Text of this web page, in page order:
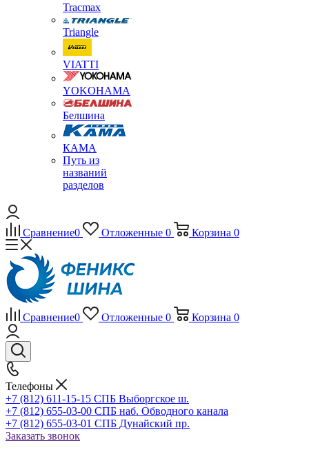
Tracmax
Triangle
VIATTI
YOKOHAMA
Белшина
КАМА
Путь из
названий
разделов
Сравнение0 Отложенные 0 Корзина 0
Сравнение0 Отложенные 0 Корзина 0
Телефоны
+7 (812) 611-15-15 СПБ Выборгское ш.
+7 (812) 655-03-00 СПБ наб. Обводного канала
+7 (812) 655-03-01 СПБ Дунайский пр.
Заказать звонок